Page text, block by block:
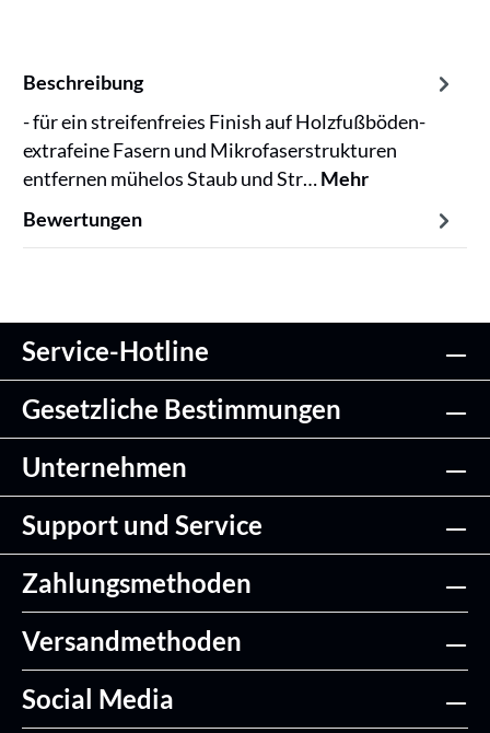
Beschreibung
- für ein streifenfreies Finish auf Holzfußböden-
extrafeine Fasern und Mikrofaserstrukturen
entfernen mühelos Staub und Str…Mehr
Bewertungen
Service-Hotline
Gesetzliche Bestimmungen
Unternehmen
Support und Service
Zahlungsmethoden
Versandmethoden
Social Media